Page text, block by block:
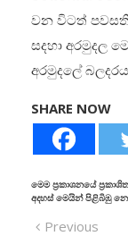
වන විටත්
සදහා අරමුදල
අරමුදලේ
SHARE NOW
මෙම ප්‍රකාශනයේ
අදහස් මෙයින් පිළිබිඹු
Previous